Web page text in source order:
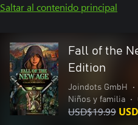
Saltar al contenido principal
Fall of the
Edition
Joindots GmbH •
Niños y familia
•
USD$19.99